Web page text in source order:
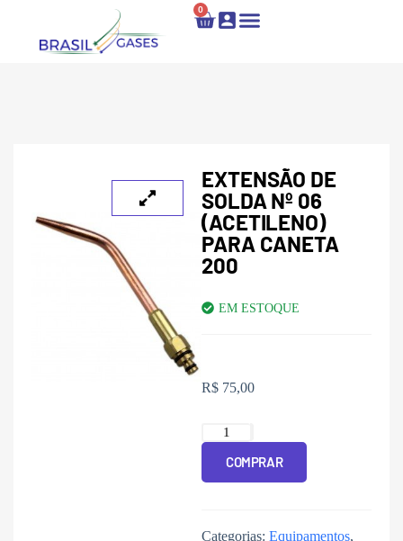
0
EXTENSÃO DE
SOLDA Nº 06
(ACETILENO)
PARA CANETA
200
EM ESTOQUE
R$ 75,00
COMPRAR
Categorias: Equipamentos,